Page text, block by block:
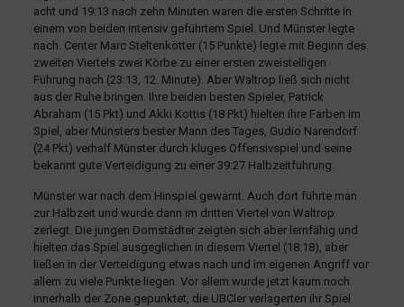
acht und 19:13 nach zehn Minuten waren die ersten Schritte in
einem von beiden intensiv geführtem Spiel. Und Münster legte
nach. Center Marc Steltenkötter (15 Punkte) legte mit Beginn des
zweiten Viertels zwei Körbe zu einer ersten zweistelligen
Führung nach (23:13, 12. Minute). Aber Waltrop ließ sich nicht
aus der Ruhe bringen. Ihre beiden besten Spieler, Patrick
Abraham (15 Pkt) und Akki Kottis (18 Pkt) hielten ihre Farben im
Spiel, aber Münsters bester Mann des Tages, Gudio Narendorf
(24 Pkt) verhalf Münster durch kluges Offensivspiel und seine
bekannt gute Verteidigung zu einer 39:27 Halbzeitführung.
Münster war nach dem Hinspiel gewarnt. Auch dort führte man
zur Halbzeit und wurde dann im dritten Viertel von Waltrop
zerlegt. Die jungen Domstädter zeigten sich aber lernfähig und
hielten das Spiel ausgeglichen in diesem Viertel (18:18), aber
ließen in der Verteidigung etwas nach und im eigenen Angriff vor
allem zu viele Punkte liegen. Vor allem wurde jetzt kaum noch
innerhalb der Zone gepunktet, die UBCler verlagerten ihr Spiel